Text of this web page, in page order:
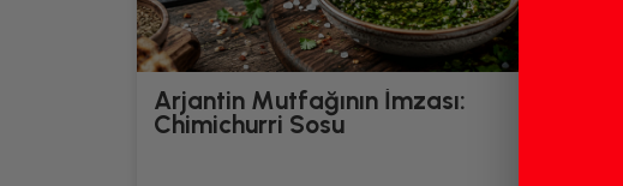
Arjantin Mutfağının İmzası:
Chimichurri Sosu